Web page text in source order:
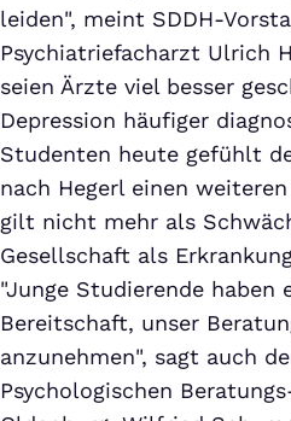
leiden", meint SDDH-
Psychiatriefacharzt Ulrich
seien Ärzte viel besser
Depression häufiger
Studenten heute gefühlt
nach Hegerl einen
gilt nicht mehr als
Gesellschaft als
"Junge Studierende haben
Bereitschaft, unser
anzunehmen", sagt auch
Psychologischen